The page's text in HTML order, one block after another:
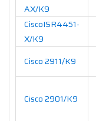
AX/K9
CiscoISR4451-
X/K9
Cisco 2911/K9
Cisco 2901/K9